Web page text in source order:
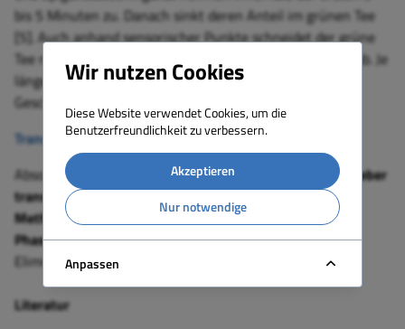
bis 5 Minuten zu. Danach sinkt deren Anteil im grünen Tee
[5]. Auch anhand sensorischer Punkte schneidet der grüne
Tee nach einer Ziehzeit von 3 bis 5 Minuten am besten ab. Je
länger der grüne Tee zieht, umso bitterer wird der
Geschmack sowie das Aroma [5].
Transport und Verteilung im Körper
Absorbierte Flavonoide werdenüber die Pfortader zur Leber
transportiert. Hier erfolgt dieKonjugation oder
Methylierung mit Glucuronsäure oder Sulfat über die
Phase-II-Reaktionen[1]. Anschließend kommt es zur
Elimination über die Galle.
Literatur
Wir nutzen Cookies
Diese Website verwendet Cookies, um die
Benutzerfreundlichkeit zu verbessern.
Akzeptieren
Nur notwendige
Anpassen